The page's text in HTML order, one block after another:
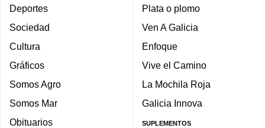
Deportes
Sociedad
Cultura
Gráficos
Somos Agro
Somos Mar
Obituarios
Plata o plomo
Ven A Galicia
Enfoque
Vive el Camino
La Mochila Roja
Galicia Innova
SUPLEMENTOS